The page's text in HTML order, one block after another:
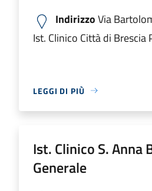
IndirizzoVia
Ist. Clinico Città di Brescia
LEGGI DI PIÙ
Ist. Clinico S. Anna
Generale